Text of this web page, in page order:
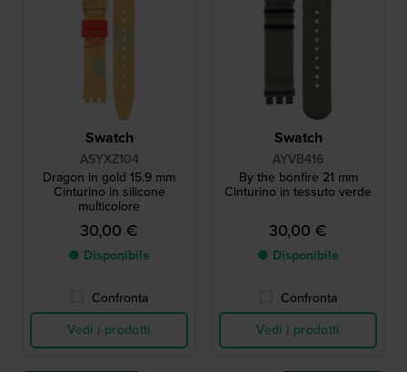
Swatch
ASYXZ104
Dragon in gold 15.9 mm
Cinturino in silicone
multicolore
30,00 €
● Disponibile
Confronta
Vedi i prodotti
Swatch
AYVB416
By the bonfire 21 mm
Cinturino in tessuto verde
30,00 €
● Disponibile
Confronta
Vedi i prodotti